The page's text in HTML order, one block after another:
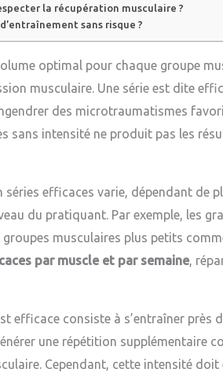
la récupération musculaire ?
sans risque ?
optimal pour chaque groupe
musculaire. Une série est dite
des microtraumatismes
sans intensité ne produit pas les
efficaces varie, dépendant de
du pratiquant. Par exemple, les
musculaires plus petits
par muscle et par semaine,
efficace consiste à s’entraîner près
une répétition supplémentaire
Cependant, cette intensité